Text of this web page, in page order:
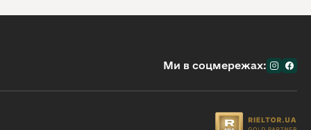
Ми в соцмережах: